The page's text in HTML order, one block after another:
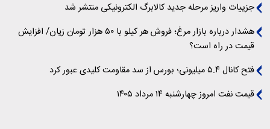
جزییات واریز مرحله جدید کالابرگ الکترونیکی منتشر شد
هشدار درباره بازار مرغ؛ فروش هر کیلو با ۵۰ هزار تومان زیان/ افزایش
قیمت در راه است؟
فتح کانال ۵.۴ میلیونی؛ بورس از سد مقاومت کلیدی عبور کرد
قیمت نفت امروز چهارشنبه ۱۴ مرداد ۱۴۰۵